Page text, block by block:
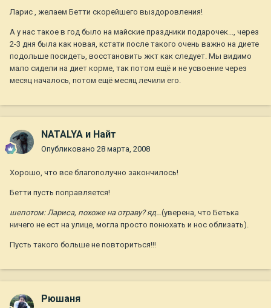
Ларис , желаем Бетти скорейшего выздоровления!
А у нас такое в год было на майские праздники подарочек..., через
2-3 дня была как новая, кстати после такого очень важно на диете
подольше посидеть, восстановить жкт как следует. Мы видимо
мало сидели на диет корме, так потом ещё и не усвоение через
месяц началось, потом ещё месяц лечили его.
NATALYA и Найт
Опубликовано 28 марта, 2008
Хорошо, что все благополучно закончилось!
Бетти пусть поправляется!
шепотом: Лариса, похоже на отраву? яд...(уверена, что Бетька
ничего не ест на улице, могла просто понюхать и нос облизать).
Пусть такого больше не повториться!!!
Рюшаня